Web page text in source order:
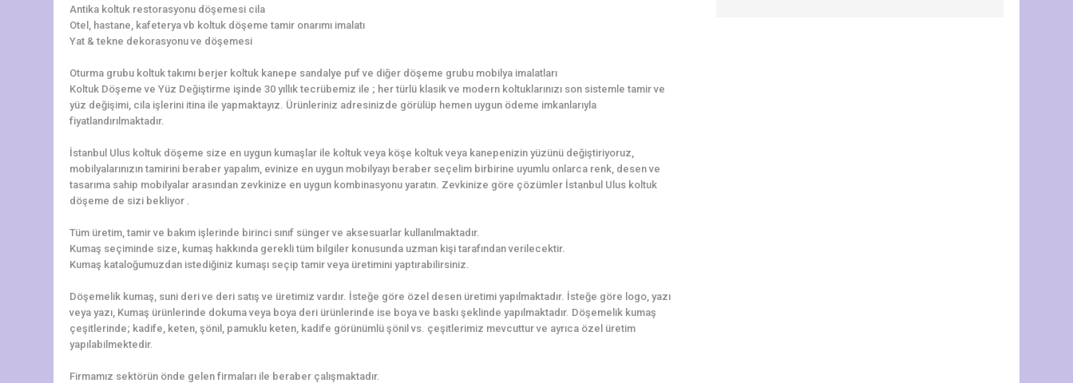
Antika koltuk restorasyonu döşemesi cila
Otel, hastane, kafeterya vb koltuk döşeme tamir onarımı imalatı
Yat & tekne dekorasyonu ve döşemesi
Oturma grubu koltuk takımı berjer koltuk kanepe sandalye puf ve diğer döşeme grubu mobilya imalatları
Koltuk Döşeme ve Yüz Değiştirme işinde 30 yıllık tecrübemiz ile ; her türlü klasik ve modern koltuklarınızı son sistemle tamir ve
yüz değişimi, cila işlerini itina ile yapmaktayız. Ürünleriniz adresinizde görülüp hemen uygun ödeme imkanlarıyla
fiyatlandırılmaktadır.
İstanbul Ulus koltuk döşeme size en uygun kumaşlar ile koltuk veya köşe koltuk veya kanepenizin yüzünü değiştiriyoruz,
mobilyalarınızın tamirini beraber yapalım, evinize en uygun mobilyayı beraber seçelim birbirine uyumlu onlarca renk, desen ve
tasarıma sahip mobilyalar arasından zevkinize en uygun kombinasyonu yaratın. Zevkinize göre çözümler İstanbul Ulus koltuk
döşeme de sizi bekliyor .
Tüm üretim, tamir ve bakım işlerinde birinci sınıf sünger ve aksesuarlar kullanılmaktadır.
Kumaş seçiminde size, kumaş hakkında gerekli tüm bilgiler konusunda uzman kişi tarafından verilecektir.
Kumaş kataloğumuzdan istediğiniz kumaşı seçip tamir veya üretimini yaptırabilirsiniz.
Döşemelik kumaş, suni deri ve deri satış ve üretimiz vardır. İsteğe göre özel desen üretimi yapılmaktadır. İsteğe göre logo, yazı
veya yazı, Kumaş ürünlerinde dokuma veya boya deri ürünlerinde ise boya ve baskı şeklinde yapılmaktadır. Döşemelik kumaş
çeşitlerinde; kadife, keten, şönil, pamuklu keten, kadife görünümlü şönil vs. çeşitlerimiz mevcuttur ve ayrıca özel üretim
yapılabilmektedir.
Firmamız sektörün önde gelen firmaları ile beraber çalışmaktadır.